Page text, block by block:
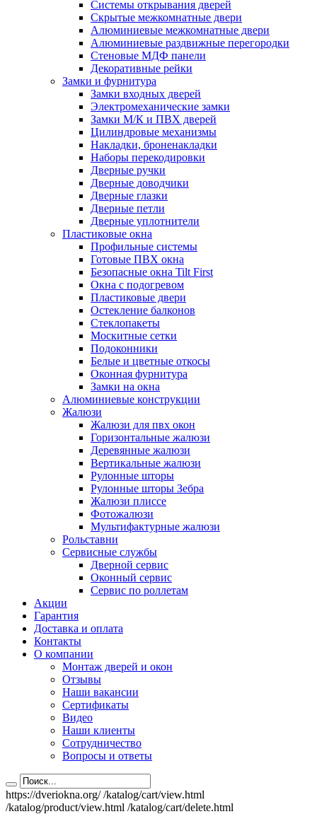
Системы открывания дверей
Скрытые межкомнатные двери
Алюминиевые межкомнатные двери
Алюминиевые раздвижные перегородки
Стеновые МДФ панели
Декоративные рейки
Замки и фурнитура
Замки входных дверей
Электромеханические замки
Замки М/К и ПВХ дверей
Цилиндровые механизмы
Накладки, броненакладки
Наборы перекодировки
Дверные ручки
Дверные доводчики
Дверные глазки
Дверные петли
Дверные уплотнители
Пластиковые окна
Профильные системы
Готовые ПВХ окна
Безопасные окна Tilt First
Окна с подогревом
Пластиковые двери
Остекление балконов
Стеклопакеты
Москитные сетки
Подоконники
Белые и цветные откосы
Оконная фурнитура
Замки на окна
Алюминиевые конструкции
Жалюзи
Жалюзи для пвх окон
Горизонтальные жалюзи
Деревянные жалюзи
Вертикальные жалюзи
Рулонные шторы
Рулонные шторы Зебра
Жалюзи плиссе
Фотожалюзи
Мультифактурные жалюзи
Рольставни
Сервисные службы
Дверной сервис
Оконный сервис
Сервис по роллетам
Акции
Гарантия
Доставка и оплата
Контакты
О компании
Монтаж дверей и окон
Отзывы
Наши вакансии
Сертификаты
Видео
Наши клиенты
Сотрудничество
Вопросы и ответы
https://dveriokna.org/ /katalog/cart/view.html
/katalog/product/view.html /katalog/cart/delete.html